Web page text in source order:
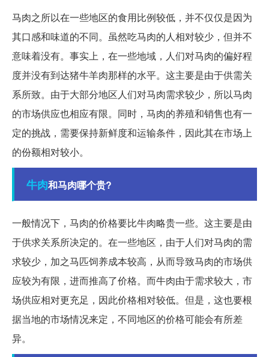
马肉之所以在一些地区的食用比例较低，并不仅仅是因为
其口感和味道的不同。虽然吃马肉的人相对较少，但并不
意味着没有。事实上，在一些地域，人们对马肉的偏好程
度并没有到达猪牛羊肉那样的水平。这主要是由于供需关
系所致。由于大部分地区人们对马肉需求较少，所以马肉
的市场供应也相应有限。同时，马肉的养殖和销售也有一
定的挑战，需要保持新鲜度和运输条件，因此其在市场上
的份额相对较小。
牛肉和马肉哪个贵?
一般情况下，马肉的价格要比牛肉略贵一些。这主要是由
于供求关系所决定的。在一些地区，由于人们对马肉的需
求较少，加之马匹饲养成本较高，从而导致马肉的市场供
应较为有限，进而推高了价格。而牛肉由于需求较大，市
场供应相对更充足，因此价格相对较低。但是，这也要根
据当地的市场情况来定，不同地区的价格可能会有所差
异。